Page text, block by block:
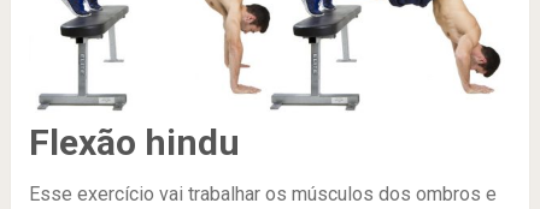
Flexão hindu
Esse exercício vai trabalhar os músculos dos ombros e